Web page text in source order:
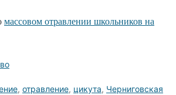
массовом отравлении школьников на
, отравление, цикута, Черниговская